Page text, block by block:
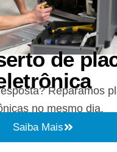
de
Reparamos
no mesmo dia.
Saiba Mais